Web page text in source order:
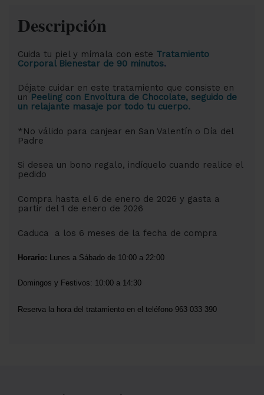
Descripción
Cuida tu piel y mímala con este Tratamiento
Corporal Bienestar de 90 minutos.
Déjate cuidar en este tratamiento que consiste en
un Peeling con Envoltura de Chocolate, seguido de
un relajante masaje por todo tu cuerpo.
*No válido para canjear en San Valentín o Día del
Padre
Si desea un bono regalo, indíquelo cuando realice el
pedido
Compra hasta el 6 de enero de 2026 y gasta a
partir del 1 de enero de 2026
Caduca a los 6 meses de la fecha de compra
Horario: Lunes a Sábado de 10:00 a 22:00
Domingos y Festivos: 10:00 a 14:30
Reserva la hora del tratamiento en el teléfono 963 033 390